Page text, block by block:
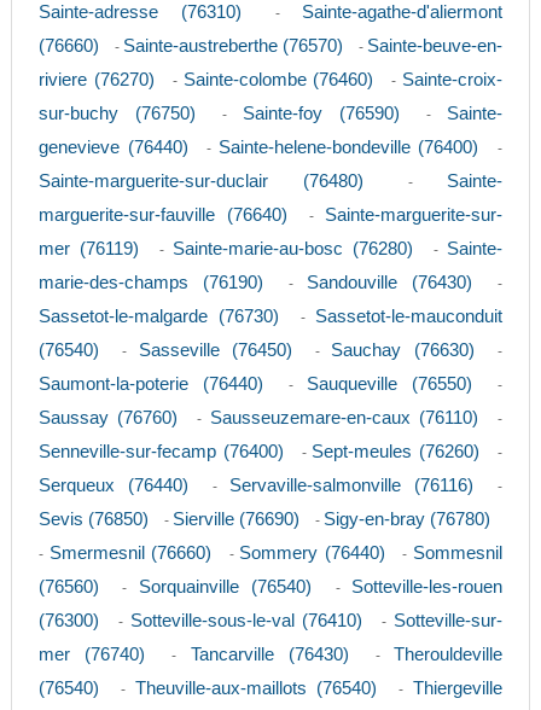
Sainte-adresse (76310) - Sainte-agathe-d'aliermont
(76660)
- Sainte-austreberthe (76570) - Sainte-beuve-en-
riviere (76270)
- Sainte-colombe (76460) - Sainte-croix-
sur-buchy (76750)
- Sainte-foy (76590) - Sainte-
genevieve (76440)
- Sainte-helene-bondeville (76400) -
Sainte-marguerite-sur-duclair (76480) - Sainte-
marguerite-sur-fauville (76640)
- Sainte-marguerite-sur-
mer (76119)
- Sainte-marie-au-bosc (76280) - Sainte-
marie-des-champs (76190)
- Sandouville (76430) -
Sassetot-le-malgarde (76730) - Sassetot-le-mauconduit
(76540)
- Sasseville (76450) - Sauchay (76630) -
Saumont-la-poterie (76440) - Sauqueville (76550) -
Saussay (76760) - Sausseuzemare-en-caux (76110) -
Senneville-sur-fecamp (76400) - Sept-meules (76260) -
Serqueux (76440) - Servaville-salmonville (76116) -
Sevis (76850) - Sierville (76690) - Sigy-en-bray (76780)
- Smermesnil (76660) - Sommery (76440) - Sommesnil
(76560)
- Sorquainville (76540) - Sotteville-les-rouen
(76300)
- Sotteville-sous-le-val (76410) - Sotteville-sur-
mer (76740)
- Tancarville (76430) - Therouldeville
(76540)
- Theuville-aux-maillots (76540) - Thiergeville